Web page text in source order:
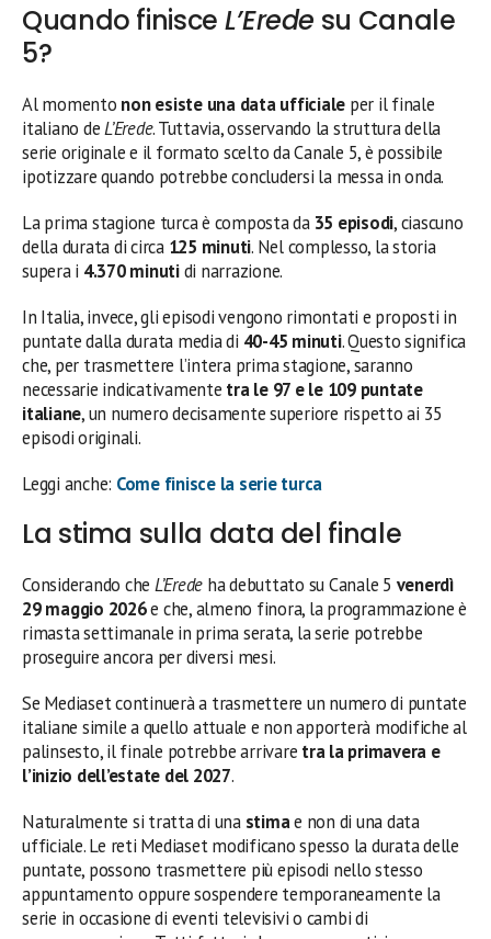
Quando finisce L’Erede su Canale
5?
Al momento non esiste una data ufficiale per il finale
italiano deL’Erede. Tuttavia, osservando la struttura della
serie originale e il formato scelto da Canale 5, è possibile
ipotizzare quando potrebbe concludersi la messa in onda.
La prima stagione turca è composta da 35 episodi, ciascuno
della durata di circa 125 minuti. Nel complesso, la storia
supera i 4.370 minutidi narrazione.
In Italia, invece, gli episodi vengono rimontati e proposti in
puntate dalla durata media di 40-45 minuti. Questo significa
che, per trasmettere l’intera prima stagione, saranno
necessarie indicativamente tra le 97 e le 109 puntate
italiane, un numero decisamente superiore rispetto ai 35
episodi originali.
Leggi anche: Come finisce la serie turca
La stima sulla data del finale
Considerando che L’Erede ha debuttato su Canale 5 venerdì
29 maggio 2026e che, almeno finora, la programmazione è
rimasta settimanale in prima serata, la serie potrebbe
proseguire ancora per diversi mesi.
Se Mediaset continuerà a trasmettere un numero di puntate
italiane simile a quello attuale e non apporterà modifiche al
palinsesto, il finale potrebbe arrivare tra la primavera e
l’inizio dell’estate del 2027.
Naturalmente si tratta di una stimae non di una data
ufficiale. Le reti Mediaset modificano spesso la durata delle
puntate, possono trasmettere più episodi nello stesso
appuntamento oppure sospendere temporaneamente la
serie in occasione di eventi televisivi o cambi di